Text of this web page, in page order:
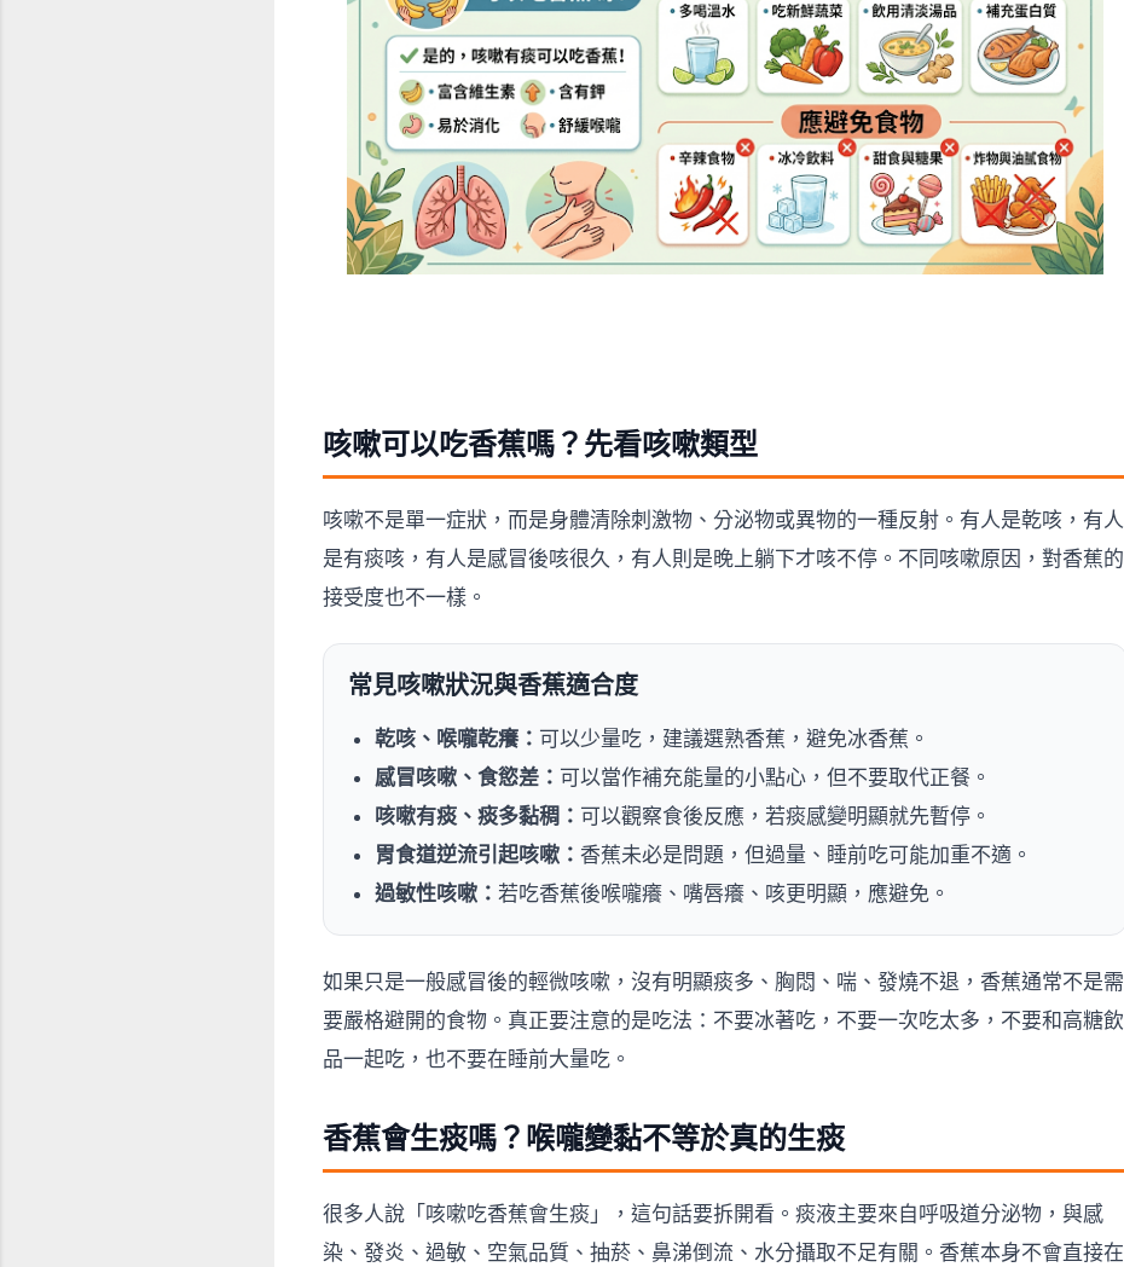
咳嗽可以吃香蕉嗎？先看咳嗽類型
咳嗽不是單一症狀，而是身體清除刺激物、分泌物或異物的一種反射。有人是乾咳，有人
是有痰咳，有人是感冒後咳很久，有人則是晚上躺下才咳不停。不同咳嗽原因，對香蕉的
接受度也不一樣。
常見咳嗽狀況與香蕉適合度
乾咳、喉嚨乾癢： 可以少量吃，建議選熟香蕉，避免冰香蕉。
感冒咳嗽、食慾差： 可以當作補充能量的小點心，但不要取代正餐。
咳嗽有痰、痰多黏稠： 可以觀察食後反應，若痰感變明顯就先暫停。
胃食道逆流引起咳嗽： 香蕉未必是問題，但過量、睡前吃可能加重不適。
過敏性咳嗽： 若吃香蕉後喉嚨癢、嘴唇癢、咳更明顯，應避免。
如果只是一般感冒後的輕微咳嗽，沒有明顯痰多、胸悶、喘、發燒不退，香蕉通常不是需
要嚴格避開的食物。真正要注意的是吃法：不要冰著吃，不要一次吃太多，不要和高糖飲
品一起吃，也不要在睡前大量吃。
香蕉會生痰嗎？喉嚨變黏不等於真的生痰
很多人說「咳嗽吃香蕉會生痰」，這句話要拆開看。痰液主要來自呼吸道分泌物，與感
染、發炎、過敏、空氣品質、抽菸、鼻涕倒流、水分攝取不足有關。香蕉本身不會直接在